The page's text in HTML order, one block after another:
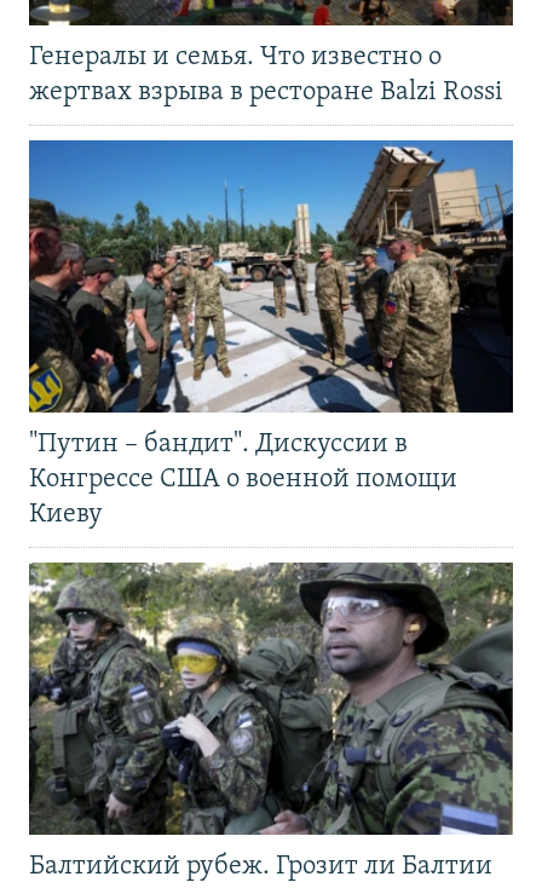
Генералы и семья. Что известно о
жертвах взрыва в ресторане Balzi Rossi
"Путин – бандит". Дискуссии в
Конгрессе США о военной помощи
Киеву
Балтийский рубеж. Грозит ли Балтии